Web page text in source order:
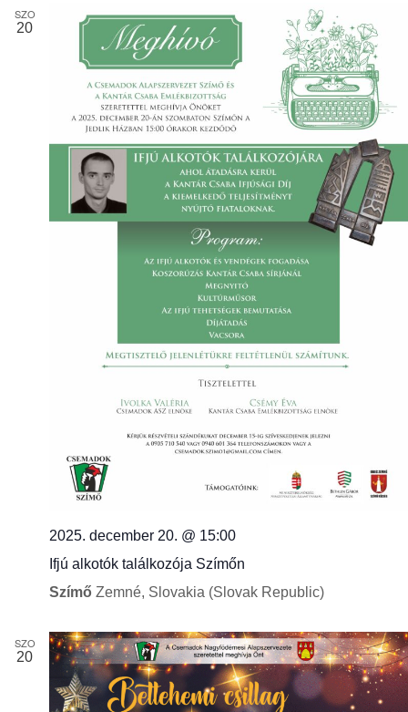
SZO
20
2025. december 20. @ 15:00
Ifjú alkotók találkozója Szímőn
Szímő Zemné, Slovakia (Slovak Republic)
SZO
20